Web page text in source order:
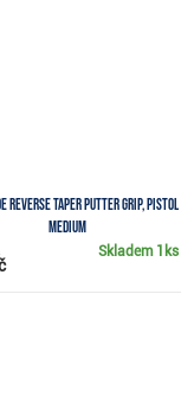
Reverse Taper putter grip, Pistol
Medium
Skladem 1ks